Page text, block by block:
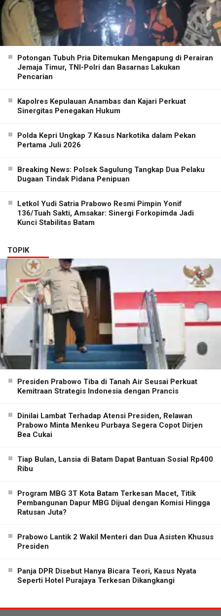
Potongan Tubuh Pria Ditemukan Mengapung di Perairan
Jemaja Timur, TNI-Polri dan Basarnas Lakukan
Pencarian
Kapolres Kepulauan Anambas dan Kajari Perkuat
Sinergitas Penegakan Hukum
Polda Kepri Ungkap 7 Kasus Narkotika dalam Pekan
Pertama Juli 2026
Breaking News: Polsek Sagulung Tangkap Dua Pelaku
Dugaan Tindak Pidana Penipuan
Letkol Yudi Satria Prabowo Resmi Pimpin Yonif
136/Tuah Sakti, Amsakar: Sinergi Forkopimda Jadi
Kunci Stabilitas Batam
TOPIK
Presiden Prabowo Tiba di Tanah Air Seusai Perkuat
Kemitraan Strategis Indonesia dengan Prancis
Dinilai Lambat Terhadap Atensi Presiden, Relawan
Prabowo Minta Menkeu Purbaya Segera Copot Dirjen
Bea Cukai
Tiap Bulan, Lansia di Batam Dapat Bantuan Sosial Rp400
Ribu
Program MBG 3T Kota Batam Terkesan Macet, Titik
Pembangunan Dapur MBG Dijual dengan Komisi Hingga
Ratusan Juta?
Prabowo Lantik 2 Wakil Menteri dan Dua Asisten Khusus
Presiden
Panja DPR Disebut Hanya Bicara Teori, Kasus Nyata
Seperti Hotel Purajaya Terkesan Dikangkangi